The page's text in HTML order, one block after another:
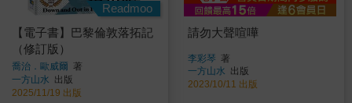
Readmoo
【電子書】巴黎倫敦落拓記
（修訂版）
喬治．歐威爾 著
一方山水 出版
2025/11/19 出版
請勿大聲喧嘩
李彩琴 著
一方山水 出版
2023/10/11 出版